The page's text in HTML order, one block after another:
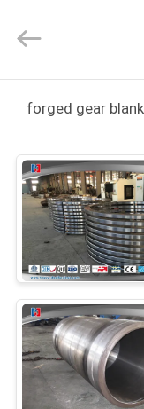
บ้าน
สินค้า
วิดีโอ
เกี่ยว
กับ
XUAN
NEW
Reserved.forged gear